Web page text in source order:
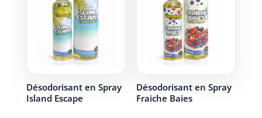
Désodorisant en Spray
Island Escape
Désodorisant en Spray
Fraiche Baies